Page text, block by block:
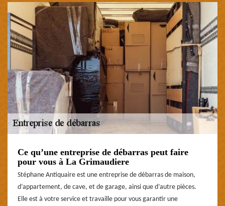
Ce qu’une entreprise de débarras peut faire
pour vous à La Grimaudiere
Stéphane Antiquaire est une entreprise de débarras de maison,
d’appartement, de cave, et de garage, ainsi que d’autre pièces.
Elle est à votre service et travaille pour vous garantir une